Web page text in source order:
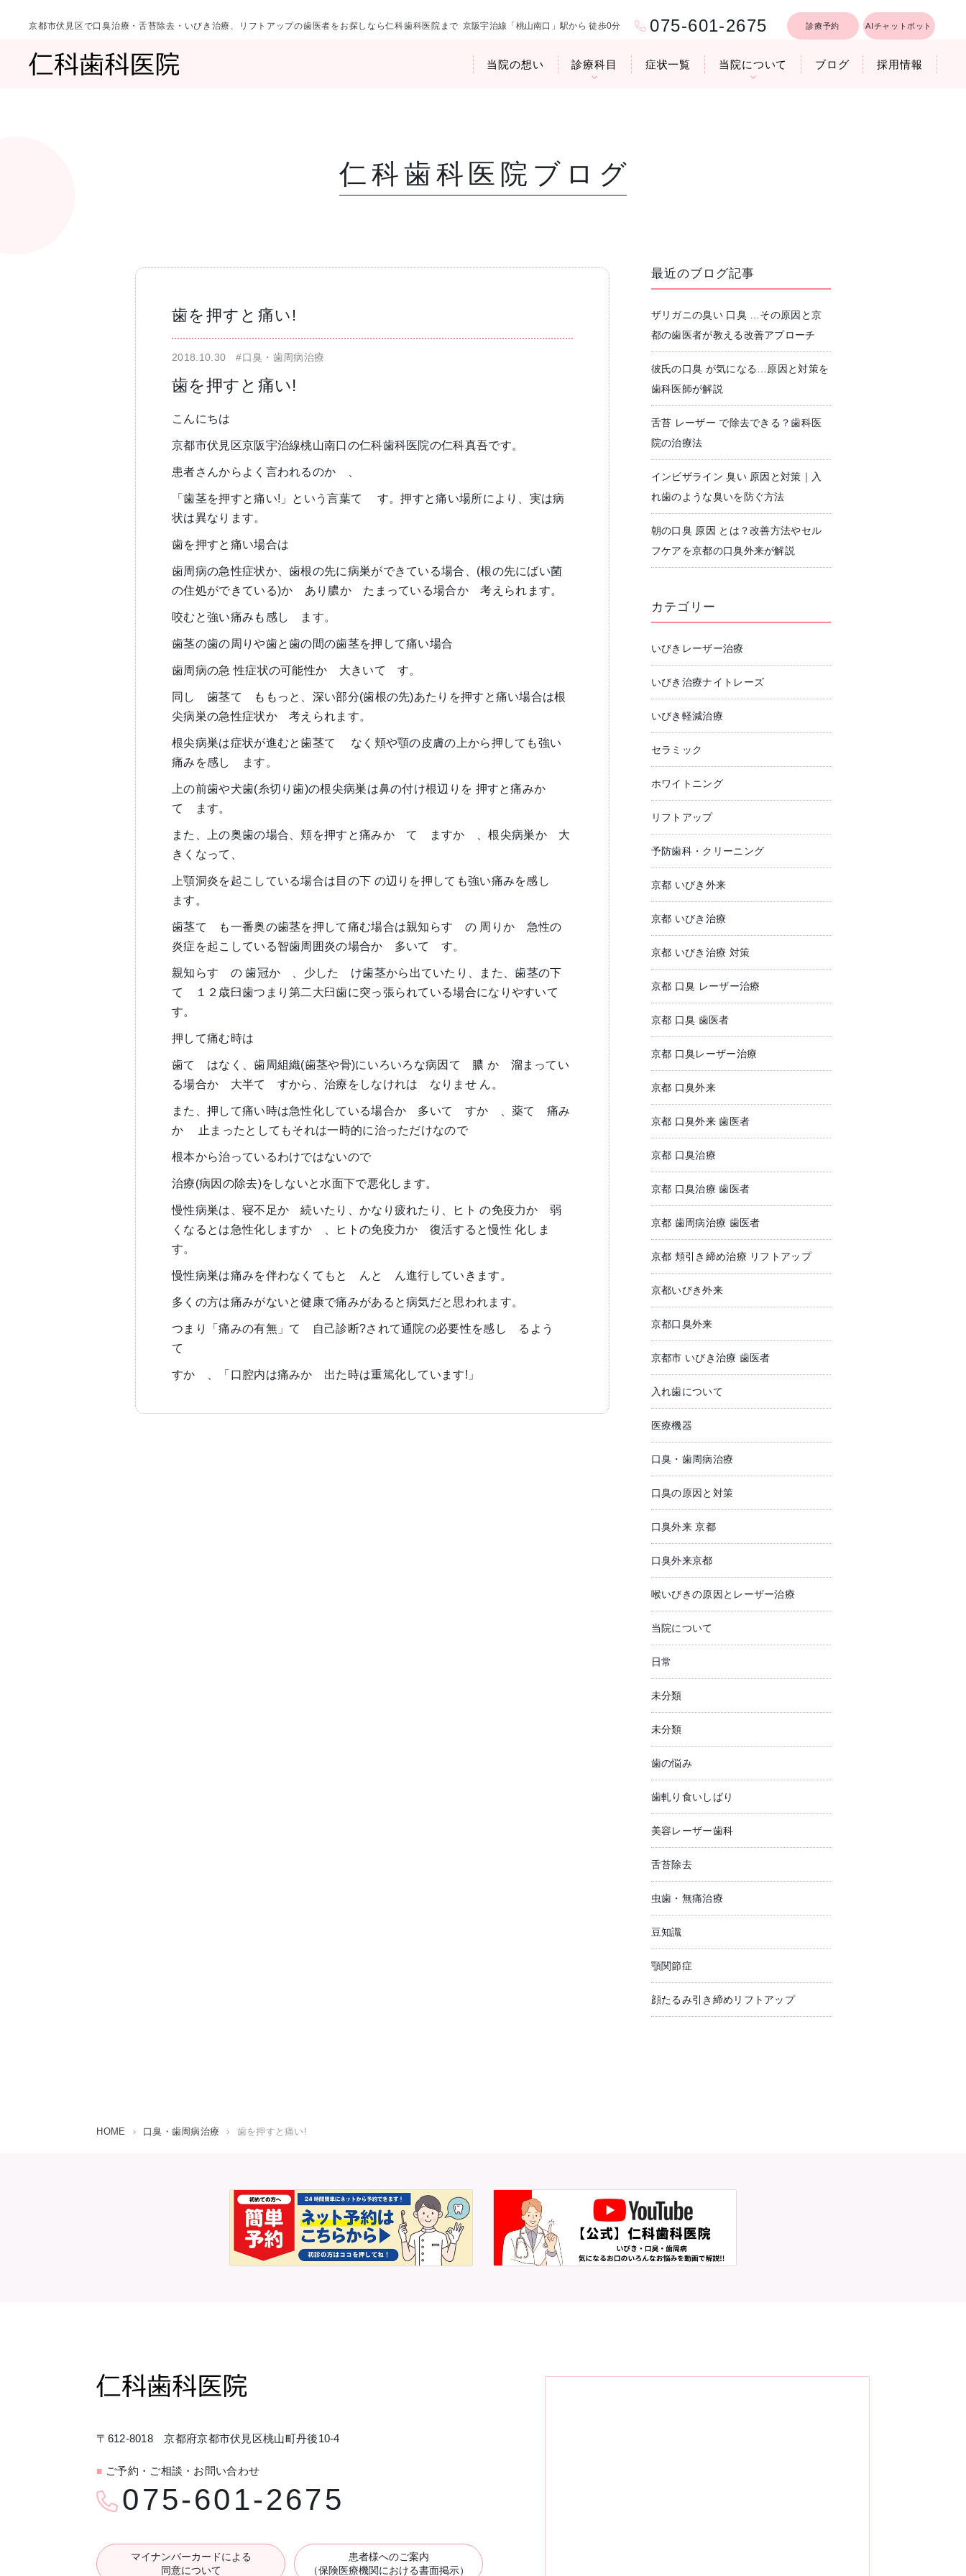
京都市伏見区で口臭治療・舌苔除去・いびき治療、リフトアップの歯医者をお探しなら仁科歯科医院まで 京阪宇治線「桃山南口」駅から 徒歩0分 075-601-2675 診療予約 AIチャットボット
当院の想い 診療科目
舌苔除去治療 一般歯科・小児歯科 予防歯科・クリーニング
無痛治療 高齢者歯科・入れ歯
症状一覧 当院について
仁科歯科医院ブログ
ブログ 採用情報
仁科歯科医院ブログ
歯を押すと痛い!
2018.10.30#口臭・歯周病治療
歯を押すと痛い!
こんにちは
京都市伏見区京阪宇治線桃山南口の仁科歯科医院の仁科真吾です。
患者さんからよく言われるのか
「歯茎を押すと痛い!」という言葉て
す。押すと痛い場所により、実は病
状は異なります。
歯を押すと痛い場合は
歯周病の急性症状か、歯根の先に病巣ができている場合、(根の先にばい菌
の住処ができている)か
あり膿が たまっている場合か ゙考えられます。
咬むと強い痛みも感し ます。
歯茎の歯の周りや歯と歯の間の歯茎を押して痛い場合
歯周病の急 性症状の可能性か 大きいて ゙す。
同し ゙歯茎て
ももっと、深い部分(歯根の先)あたりを押すと痛い場合は根
尖病巣の急性症状が考えられます。
根尖病巣は症状が進むと歯茎て
なく頬や顎の皮膚の上から押しても強い
痛みを感し
ます。
上の前歯や犬歯(糸切り歯)の根尖病巣は鼻の付け根辺りを 押すと痛みか
て
ます。
また、上の奥歯の場合、頬を押すと痛みが て ますか 、根尖病巣が 大
きくなって、
上顎洞炎を起こしている場合は目の下 の辺りを押しても強い痛みを感し
ます。
歯茎て も一番奥の歯茎を押して痛む場合は親知らす の 周りか
急性の
炎症を起こしている智歯周囲炎の場合か
多いて ゙す。
親知らす の 歯冠か 、少した
け歯茎から出ていたり、また、歯茎の下
て
１２歳臼歯つまり第二大臼歯に突っ張られている場合になりやすいて
す。
押して痛む時は
歯て はなく、歯周組織(歯茎や骨)にいろいろな病因て 膿 か
溜まってい
る場合か
大半て すから、治療をしなけれは なりませ ん。
また、押して痛い時は急性化している場合か 多いて すか 、薬て
痛み
か
止まったとしてもそれは一時的に治っただけなので
根本から治っているわけではないので
治療(病因の除去)をしないと水面下で悪化します。
慢性病巣は、寝不足か ゙続いたり、かなり疲れたり、ヒト の免疫力か ゙弱
くなるとは急性化しますか
、ヒトの免疫力か
復活すると慢性 化しま
す。
慢性病巣は痛みを伴わなくてもと んと ん進行していきます。
多くの方は痛みがないと健康で痛みがあると病気だと思われます。
つまり「痛みの有無」て 自己診断?されて通院の必要性を感し
るよう
て
すか 、「口腔内は痛みか 出た時は重篤化しています!」
最近のブログ記事
ザリガニの臭い 口臭 …その原因と京
都の歯医者が教える改善アプローチ
彼氏の口臭 が気になる…原因と対策を
歯科医師が解説
舌苔 レーザー で除去できる？歯科医
院の治療法
インビザライン 臭い 原因と対策｜入
れ歯のような臭いを防ぐ方法
朝の口臭 原因 とは？改善方法やセル
フケアを京都の口臭外来が解説
カテゴリー
いびきレーザー治療
いびき治療ナイトレーズ
いびき軽減治療
セラミック
ホワイトニング
リフトアップ
予防歯科・クリーニング
京都 いびき外来
京都 いびき治療
京都 いびき治療 対策
京都 口臭 レーザー治療
京都 口臭 歯医者
京都 口臭レーザー治療
京都 口臭外来
京都 口臭外来 歯医者
京都 口臭治療
京都 口臭治療 歯医者
京都 歯周病治療 歯医者
京都 頬引き締め治療 リフトアップ
京都いびき外来
京都口臭外来
京都市 いびき治療 歯医者
入れ歯について
医療機器
口臭・歯周病治療
口臭の原因と対策
口臭外来 京都
口臭外来京都
喉いびきの原因とレーザー治療
当院について
日常
未分類
未分類
歯の悩み
歯軋り食いしばり
美容レーザー歯科
舌苔除去
虫歯・無痛治療
豆知識
顎関節症
顔たるみ引き締めリフトアップ
HOME › 口臭・歯周病治療 › 歯を押すと痛い!
〒612-8018 京都府京都市伏見区桃山町丹後10-4
■ ご予約・ご相談・お問い合わせ
075-601-2675
マイナンバーカードによる
同意について
患者様へのご案内
（保険医療機関における書面掲示）